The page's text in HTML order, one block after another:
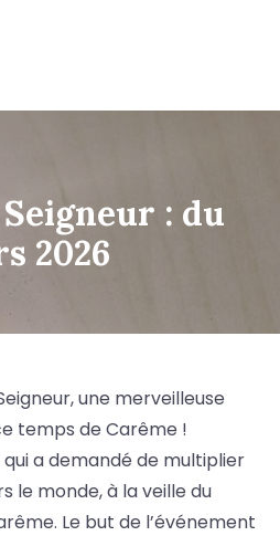
: du
2026
une merveilleuse
temps de Carême !
qui a demandé de multiplier
le monde, à la veille du
Le but de l’événement